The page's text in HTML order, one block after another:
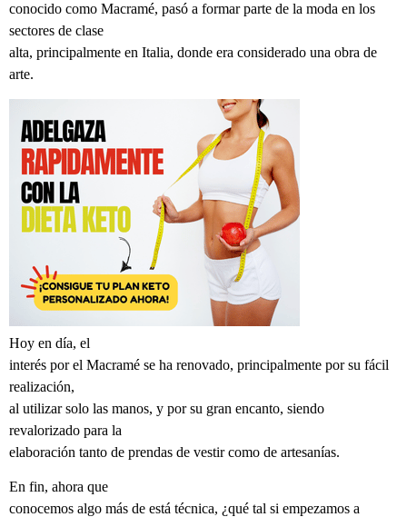
conocido como Macramé, pasó a formar parte de la moda en los
sectores de clase
alta, principalmente en Italia, donde era considerado una obra de
arte.
Hoy en día, el
interés por el Macramé se ha renovado, principalmente por su fácil
realización,
al utilizar solo las manos, y por su gran encanto, siendo
revalorizado para la
elaboración tanto de prendas de vestir como de artesanías.
En fin, ahora que
conocemos algo más de está técnica, ¿qué tal si empezamos a